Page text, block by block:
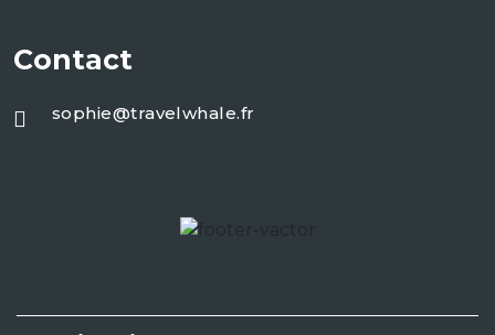
Contact
sophie@travelwhale.fr